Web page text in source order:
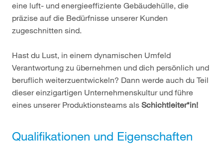
eine luft- und energieeffiziente Gebäudehülle, die
präzise auf die Bedürfnisse unserer Kunden
zugeschnitten sind.
Hast du Lust, in einem dynamischen Umfeld
Verantwortung zu übernehmen und dich persönlich und
beruflich weiterzuentwickeln? Dann werde auch du Teil
dieser einzigartigen Unternehmenskultur und führe
eines unserer Produktionsteams als Schichtleiter*in!
Qualifikationen und Eigenschaften